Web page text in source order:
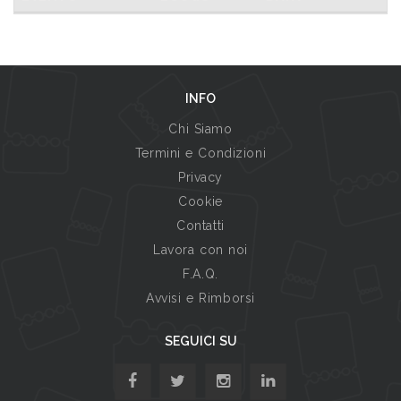
INFO
Chi Siamo
Termini e Condizioni
Privacy
Cookie
Contatti
Lavora con noi
F.A.Q.
Avvisi e Rimborsi
SEGUICI SU